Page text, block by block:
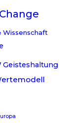
Change
Wissenschaft
Geisteshaltung